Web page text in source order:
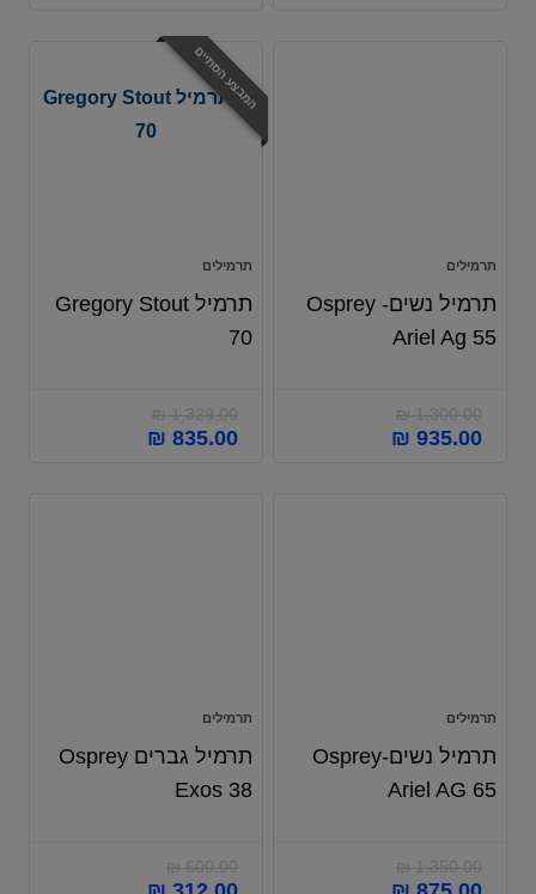
תרמילים
תרמיל נשים- Osprey
Ariel Ag 55
₪1,300.00
₪ 935.00
המבצע הסתיים
תרמילים
תרמיל Gregory Stout
70
₪1,329.00
₪ 835.00
תרמילים
תרמיל נשים-Osprey
Ariel AG 65
₪1,350.00
תרמילים
תרמיל גברים Osprey
Exos 38
₪600.00